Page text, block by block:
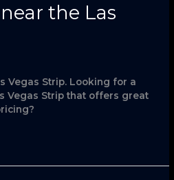
the Las
Vegas Strip. Looking for a
Vegas Strip that offers great